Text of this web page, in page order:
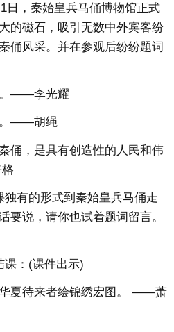
日，秦始皇兵马俑博物馆正式
的磁石，吸引无数中外宾客纷
俑风采。并在参观后纷纷题词
。——李光耀
。——胡绳
俑，是具有创造性的人民和伟
有的形式到秦始皇兵马俑走
要说，请你也试着题词留言。
课：(课件出示)
夏待来者绘锦绣宏图。 ——萧